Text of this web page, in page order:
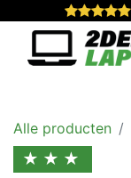
Alle producten
★★★